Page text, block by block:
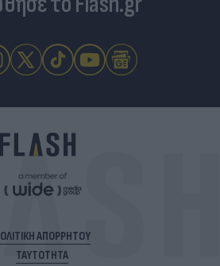
ΑΠΟΡΡΗΤΟΥ
ΤΑΥΤΟΤΗΤΑ